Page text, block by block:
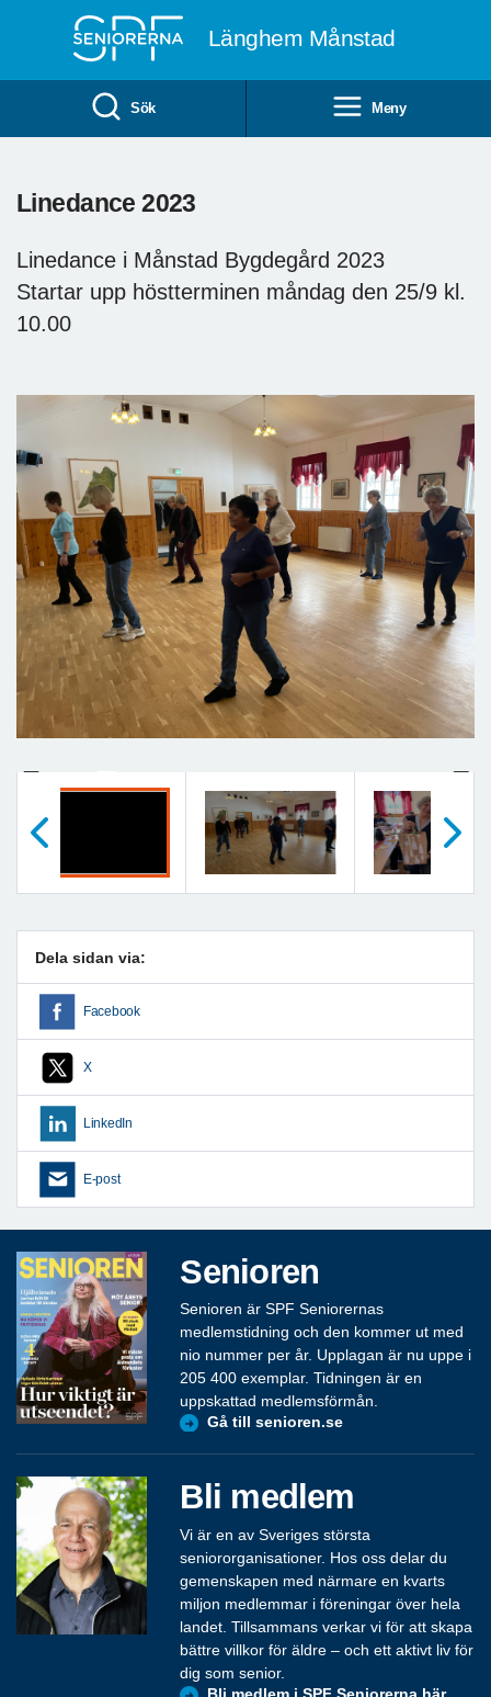
Länghem Månstad
Sök Meny
Linedance 2023
Linedance i Månstad Bygdegård 2023
Startar upp höstterminen måndag den 25/9 kl.
10.00
Dela sidan via:
Facebook
X
LinkedIn
E-post
Senioren
Senioren är SPF Seniorernas
medlemstidning och den kommer ut med
nio nummer per år. Upplagan är nu uppe i
205 400 exemplar. Tidningen är en
uppskattad medlemsförmån.
Gå till senioren.se
Bli medlem
Vi är en av Sveriges största
seniororganisationer. Hos oss delar du
gemenskapen med närmare en kvarts
miljon medlemmar i föreningar över hela
landet. Tillsammans verkar vi för att skapa
bättre villkor för äldre – och ett aktivt liv för
dig som senior.